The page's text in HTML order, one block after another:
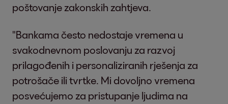
poštovanje zakonskih zahtjeva.
"Bankama često nedostaje vremena u
svakodnevnom poslovanju za razvoj
prilagođenih i personaliziranih rješenja za
potrošače ili tvrtke. Mi dovoljno vremena
posvećujemo za pristupanje ljudima na